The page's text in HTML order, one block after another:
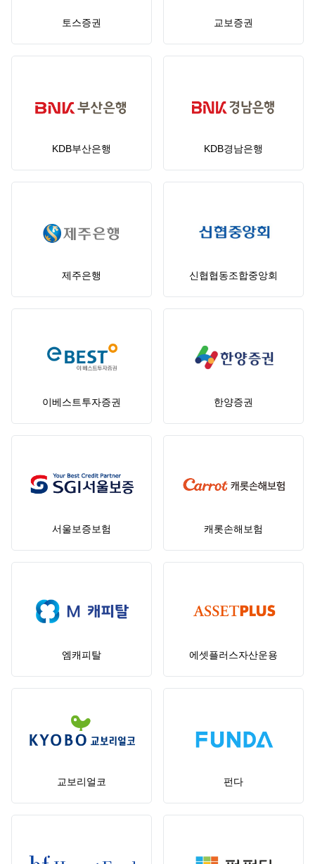
토스증권 교보증권
KDB부산은행 KDB경남은행
제주은행 신협협동조합중앙회
이베스트투자증권 한양증권
서울보증보험 캐롯손해보험
엠캐피탈 에셋플러스자산운용
교보리얼코 펀다